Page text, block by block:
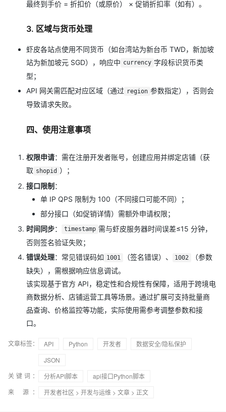
最终到手价 = 折扣价（或原价） × 促销折扣率（如有）。
3. 区域与货币处理
虾皮各站点使用不同货币（如台湾站为新台币 TWD，新加坡
站为新加坡元 SGD），响应中 currency 字段标识货币类
型；
API 网关需匹配对应区域（通过 region 参数指定），否则会
导致请求失败。
四、使用注意事项
权限申请：需在注册开发者账号，创建应用并绑定店铺（获
取 shopid ）；
接口限制 ：
单 IP QPS 限制为 100（不同接口可能不同）；
部分接口（如促销详情）需额外申请权限；
时间同步： timestamp 需与虾皮服务器时间误差≤15 分钟，
否则签名验证失败；
错误处理：常见错误码如 1001 （签名错误）、 1002
（参数
缺失），需根据响应信息调试。
该实现基于官方 API，稳定性和合规性有保障，适用于跨境电
商数据分析、店铺运营工具等场景。通过扩展可支持批量商
品查询、价格监控等功能，实际使用需参考调整参数和接
口。
文章标签： API Python 开发者
数据安全/隐私保护
JSON
关键词：
分析API脚本
api接口Python脚本
来 源：
开发者社区 > 开发与运维 > 文章 > 正文